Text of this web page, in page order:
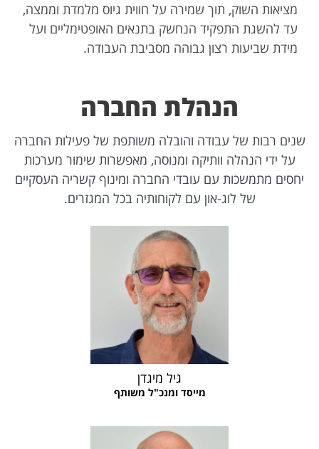
מציאות השוק, תוך שמירה על חווית גיוס מלמדת וממצה,
עד להשגת התפקיד הנחשק בתנאים האופטימליים ועל
מידת שביעות רצון גבוהה מסביבת העבודה.
הנהלת החברה
שנים רבות של עבודה והובלה משותפת של פעילות החברה
על ידי הנהלה וותיקה ומנוסה, מאפשרות שימור מערכות
יחסים מתמשכות עם עובדי החברה ומינוף קשריה העסקיים
של לוג-און עם לקוחותיה בכל המגזרים.
גיל מיגדן
מייסד ומנכ"ל משותף